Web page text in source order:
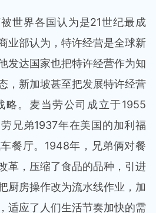
世界各国认为是21世纪最成
业部认为，特许经营是全球新
发达国家也把特许经营作为知
，新加坡甚至把发展特许经营
略。麦当劳公司成立于1955
兄弟1937年在美国的加利福
餐厅。1948年，兄弟俩对餐
革，压缩了食品的品种，引进
厨房操作改为流水线作业，加
适应了人们生活节奏加快的需